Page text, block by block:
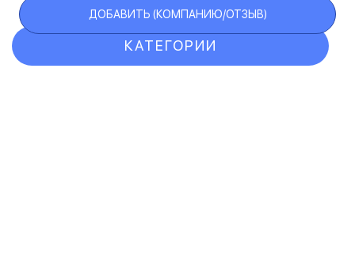
КАТЕГОРИИ
ДОБАВИТЬ (КОМПАНИЮ/ОТЗЫВ)